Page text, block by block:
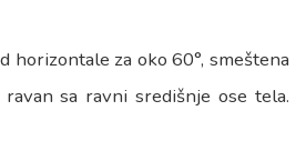
horizontale za oko 60°, smeštena
sa ravni središnje ose tela.